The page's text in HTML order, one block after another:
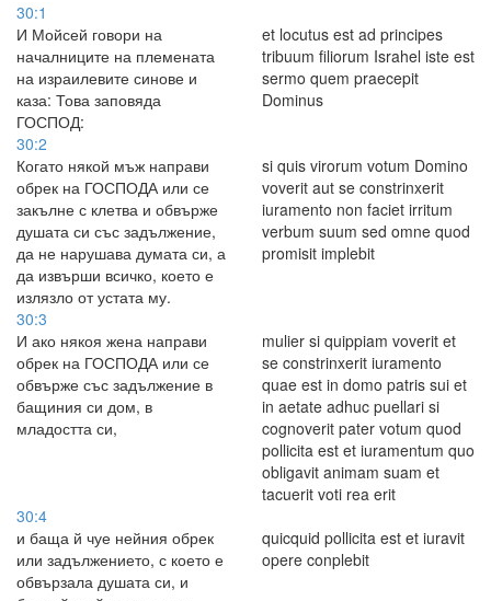
30:1
И Мойсей говори на
началниците на племената
на израилевите синове и
каза: Това заповяда
ГОСПОД:
et locutus est ad principes
tribuum filiorum Israhel iste est
sermo quem praecepit
Dominus
30:2
Когато някой мъж направи
обрек на ГОСПОДА или се
закълне с клетва и обвърже
душата си със задължение,
да не нарушава думата си, а
да извърши всичко, което е
излязло от устата му.
si quis virorum votum Domino
voverit aut se constrinxerit
iuramento non faciet irritum
verbum suum sed omne quod
promisit implebit
30:3
И ако някоя жена направи
обрек на ГОСПОДА или се
обвърже със задължение в
бащиния си дом, в
младостта си,
mulier si quippiam voverit et
se constrinxerit iuramento
quae est in domo patris sui et
in aetate adhuc puellari si
cognoverit pater votum quod
pollicita est et iuramentum quo
obligavit animam suam et
tacuerit voti rea erit
30:4
и баща й чуе нейния обрек
или задължението, с което е
обвързала душата си, и
quicquid pollicita est et iuravit
opere conplebit